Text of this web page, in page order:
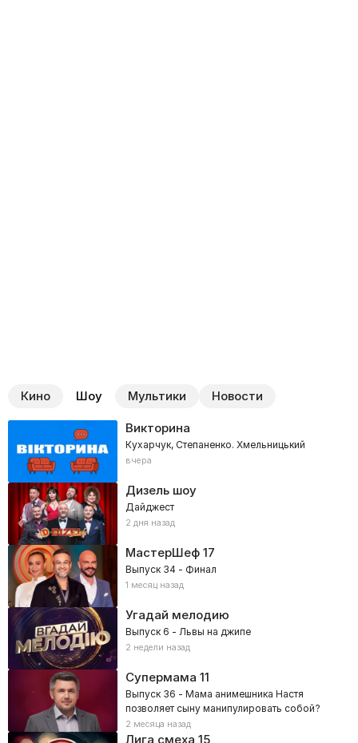
Кино Шоу Мультики Новости
Викторина
Кухарчук, Степаненко. Хмельницький
вчера
Дизель шоу
Дайджест
2 дня назад
МастерШеф17
Выпуск 34 - Финал
1 месяц назад
Угадай мелодию
Выпуск 6 - Львы на джипе
2 недели назад
Супермама 11
Выпуск 36 - Мама анимешника Настя
позволяет сыну манипулировать собой?
2 месяца назад
Лига смеха 15